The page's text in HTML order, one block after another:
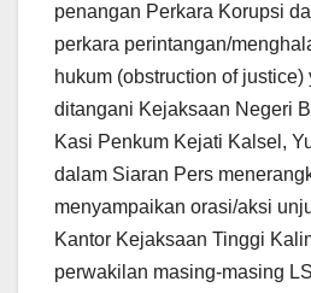
penangan Perkara Korupsi
perkara perintangan/
hukum (obstruction of justice)
ditangani Kejaksaan Negeri
Kasi Penkum Kejati Kalsel,
dalam Siaran Pers
menyampaikan orasi/aksi
Kantor Kejaksaan Tinggi
perwakilan masing-masing